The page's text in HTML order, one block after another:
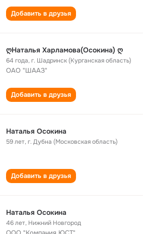
Добавить в друзья
ღНаталья Харламова(Осокина) ღ
64 года,г. Шадринск (Курганская область)
ОАО "ШААЗ"
Добавить в друзья
Наталья Осокина
59 лет,г. Дубна (Московская область)
Добавить в друзья
Наталья Осокина
46 лет, Нижний Новгород